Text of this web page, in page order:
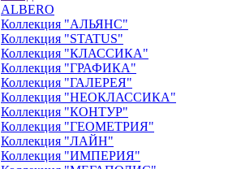
ALBERO
Коллекция "АЛЬЯНС"
Коллекция "STATUS"
Коллекция "КЛАССИКА"
Коллекция "ГРАФИКА"
Коллекция "ГАЛЕРЕЯ"
Коллекция "НЕОКЛАССИКА"
Коллекция "КОНТУР"
Коллекция "ГЕОМЕТРИЯ"
Коллекция "ЛАЙН"
Коллекция "ИМПЕРИЯ"